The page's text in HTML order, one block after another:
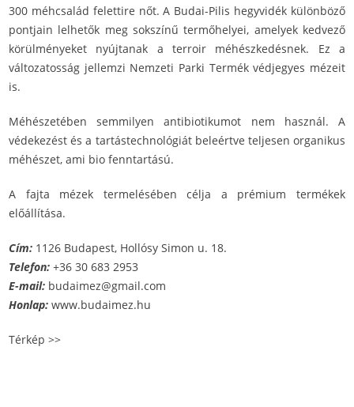
300 méhcsalád felettire nőt. A Budai-Pilis hegyvidék különböző
pontjain lelhetők meg sokszínű termőhelyei, amelyek kedvező
körülményeket nyújtanak a terroir méhészkedésnek. Ez a
változatosság jellemzi Nemzeti Parki Termék védjegyes mézeit
is.
Méhészetében semmilyen antibiotikumot nem használ. A
védekezést és a tartástechnológiát beleértve teljesen organikus
méhészet, ami bio fenntartású.
A fajta mézek termelésében célja a prémium termékek
előállítása.
Cím: 1126 Budapest, Hollósy Simon u. 18.
Telefon:+36 30 683 2953
E-mail: budaimez@gmail.com
Honlap: www.budaimez.hu
Térkép >>